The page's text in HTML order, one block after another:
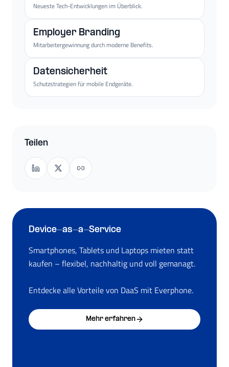
Neueste Tech-Entwicklungen im Überblick.
Employer Branding
Mitarbeitergewinnung durch moderne Benefits.
Datensicherheit
Schutzstrategien für mobile Endgeräte.
Teilen
Device-as-a-Service
Smartphones, Tablets und Laptops mieten statt
kaufen – flexibel, nachhaltig und voll gemanagt.
Entdecke alle Vorteile von DaaS mit Everphone.
Mehr erfahren